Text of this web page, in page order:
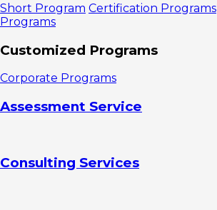
Pelatihan First
Line
Leadership
4.
Transformational
5.
Potential
Short Program Certification Programs
Programs
Customized Programs
Corporate Programs
Assessment Service
Consulting Services